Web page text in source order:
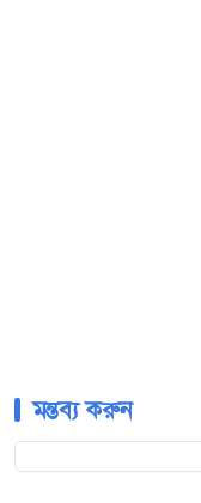
মন্তব্য করুন